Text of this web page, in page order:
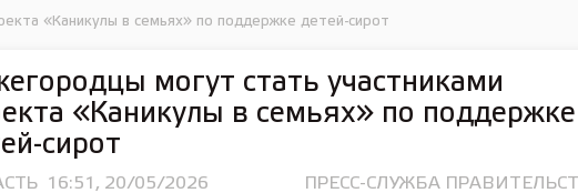
«Каникулы в семьях» по поддержке детей-сирот
могут стать участниками
«Каникулы в семьях» по поддержке
сирот
16:51, 20/05/2026 ПРЕСС-СЛУЖБА